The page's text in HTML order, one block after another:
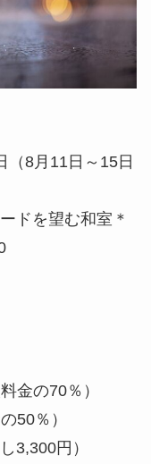
（8月11日～15日
ドを望む和室＊
金の70％）
50％）
3,300円）